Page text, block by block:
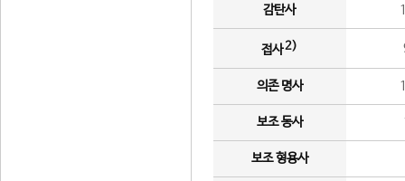
감탄사
접사2)
의존 명사
보조 동사
보조 형용사